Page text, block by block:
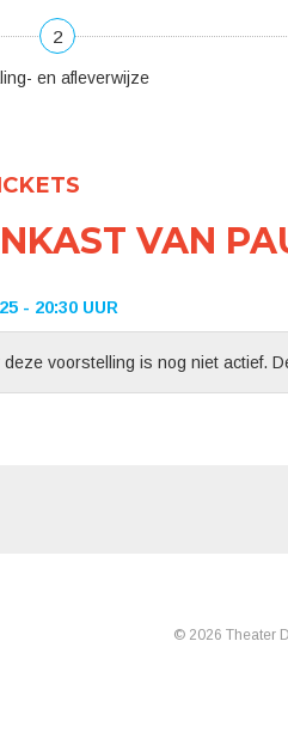
2
en afleverwijze
VAN
- 20:30 UUR
voorstelling is nog niet actief.
© 2026 Theater